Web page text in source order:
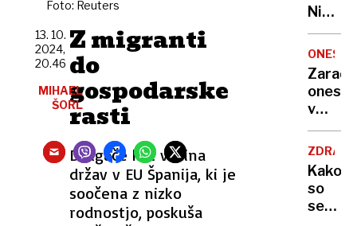
Foto: Reuters
Z migranti
do
gospodarske
rasti
Drugače kot večina
držav v EU Španija, ki je
soočena z nizko
rodnostjo, poskuša
13. 10.
2024,
20.46
MIHAEL
ŠORL
Nikoli
nisem
da je
to v
moji
sploh
Zaradi
v
delu
voda
Kako
so
se